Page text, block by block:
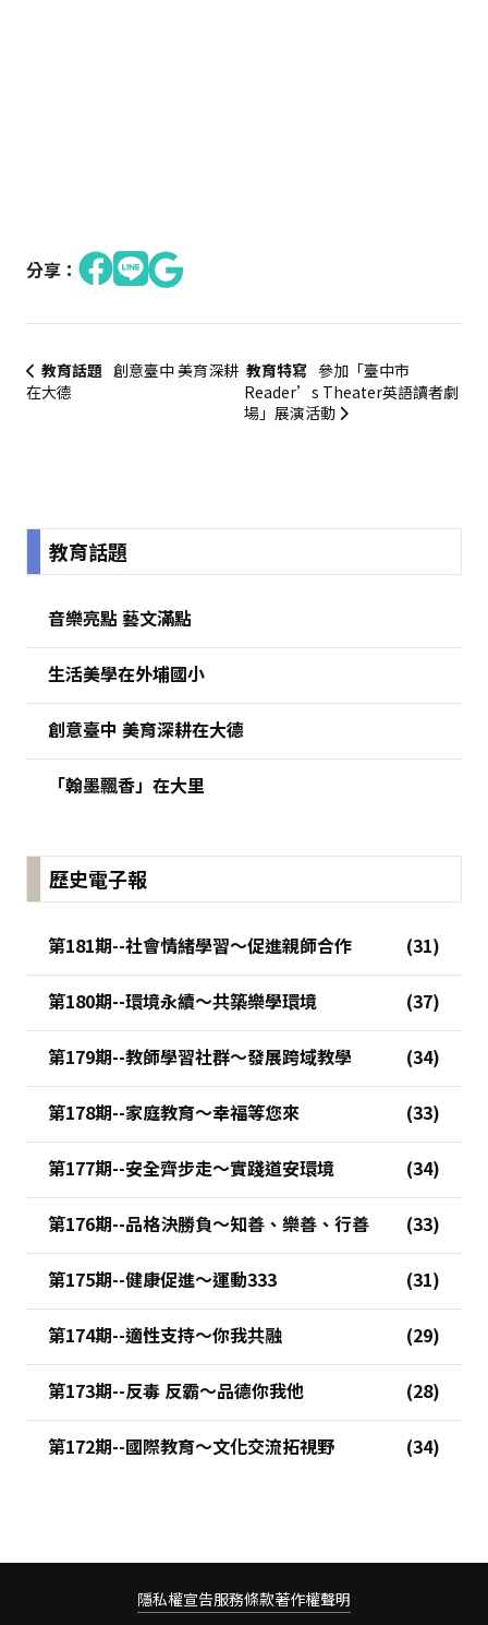
分享：
教育話題 創意臺中 美育深耕
在大德
教育特寫 參加「臺中市
Reader’s Theater英語讀者劇
場」展演活動
:::教育話題
音樂亮點 藝文滿點
生活美學在外埔國小
創意臺中 美育深耕在大德
「翰墨飄香」在大里
歷史電子報
第181期--社會情緒學習～促進親師合作
第180期--環境永續～共築樂學環境
第179期--教師學習社群～發展跨域教學
第178期--家庭教育～幸福等您來
第177期--安全齊步走～實踐道安環境
第176期--品格決勝負～知善、樂善、行善
第175期--健康促進～運動333
第174期--適性支持～你我共融
第173期--反毒 反霸～品德你我他
第172期--國際教育～文化交流拓視野
隱私權宣告服務條款著作權聲明